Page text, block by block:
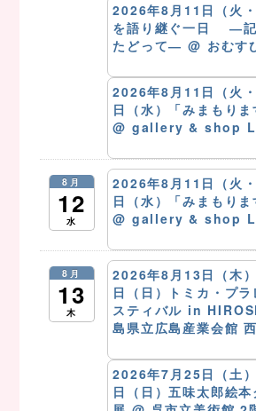
2026年8月11日（火
を語り継ぐ一日 ―記
たどって―@ おむす
2026年8月11日（火
日（水）「みまもり
@ gallery & shop
8月
12
水
2026年8月11日（火
日（水）「みまもり
@ gallery & shop
8月
13
木
2026年8月13日（木
日（日）トミカ・プラ
スティバル in
島県立広島産業会館
2026年7月25日（土
日（日）五味太郎絵